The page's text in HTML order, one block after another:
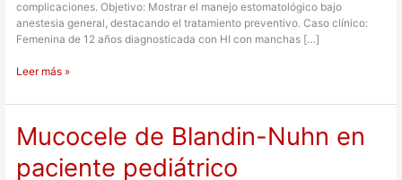
complicaciones. Objetivo: Mostrar el manejo estomatológico bajo
anestesia general, destacando el tratamiento preventivo. Caso clínico:
Femenina de 12 años diagnosticada con HI con manchas […]
Leer más »
Mucocele de Blandin-Nuhn en
paciente pediátrico
Mucocele
de
Blandin-
Nuhn